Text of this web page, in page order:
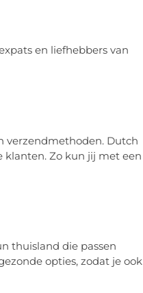
en liefhebbers van
verzendmethoden. Dutch
klanten. Zo kun jij met een
thuisland die passen
opties, zodat je ook